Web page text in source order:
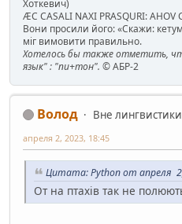
Хоткевич)
ÆC CASALI NAXI PRASQURI:
Вони просили його: «Скажи:
міг вимовити правильно.
Хотелось бы также отметить,
язык" : "пи+тон". © АБР-2
Волод
Вне лингвистики
апреля 2, 2023, 18:45
Цитата: Python от апреля
От на птахів так не